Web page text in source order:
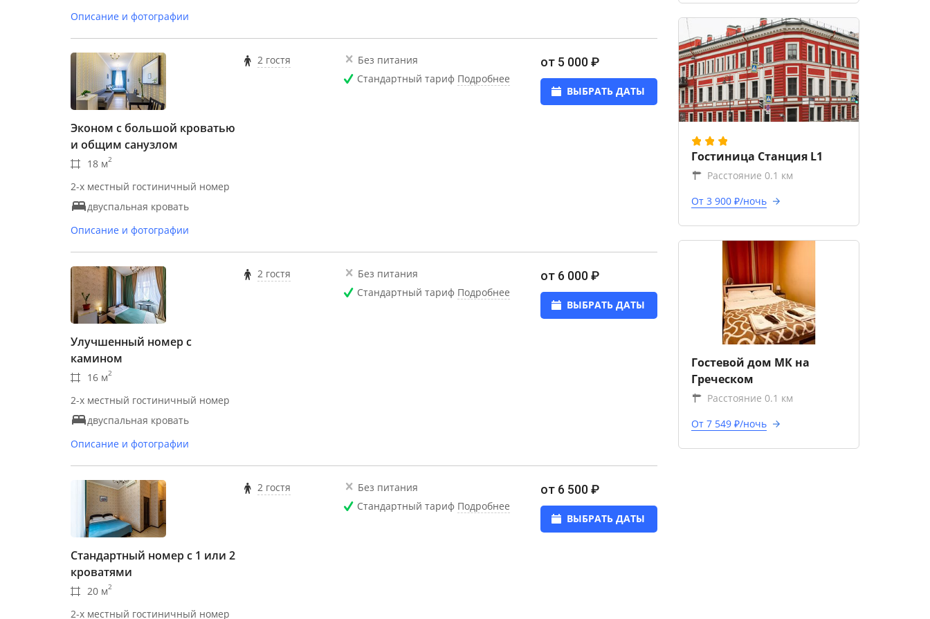
Описание и фотографии
Эконом с большой кроватью
и общим санузлом
18 м2
2-х местный гостиничный номер
двуспальная кровать
Описание и фотографии
2 гостя
Без питания
Стандартный тариф Подробнее
от 5 000 ₽
ВЫБРАТЬ ДАТЫ
Улучшенный номер с
камином
16 м2
2-х местный гостиничный номер
двуспальная кровать
Описание и фотографии
2 гостя
Без питания
Стандартный тариф Подробнее
от 6 000 ₽
ВЫБРАТЬ ДАТЫ
Стандартный номер с 1 или 2
кроватями
20 м2
2-х местный гостиничный номер
2 гостя
Без питания
Стандартный тариф Подробнее
от 6 500 ₽
ВЫБРАТЬ ДАТЫ
Гостиница Станция L1
Расстояние 0.1 км
От 3 900 ₽/ночь
Гостевой дом МК на
Греческом
Расстояние 0.1 км
От 7 549 ₽/ночь